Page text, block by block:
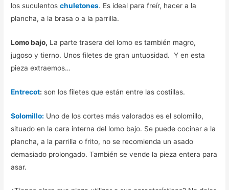
los suculentoschuletones. Es ideal para freír, hacer a la
plancha, a la brasa o a la parrilla.
Lomo bajo, La parte trasera del lomo es también magro,
jugoso y tierno. Unos filetes de gran untuosidad. Y en esta
pieza extraemos…
Entrecot: son los filetes que están entre las costillas.
Solomillo: Uno de los cortes más valorados es el solomillo,
situado en la cara interna del lomo bajo. Se puede cocinar a la
plancha, a la parrilla o frito, no se recomienda un asado
demasiado prolongado. También se vende la pieza entera para
asar.